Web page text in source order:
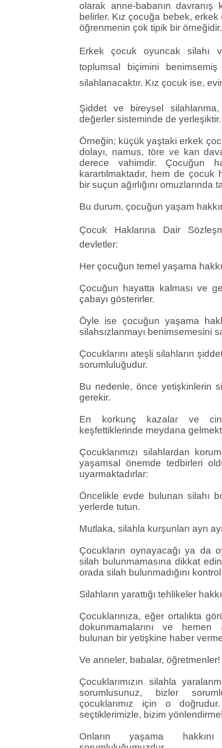
olarak anne-babanın davranış
belirler. Kız çocuğa bebek,
öğrenmenin çok tipik bir
Erkek çocuk oyuncak silahı
toplumsal biçimini
silahlanacaktır. Kız çocuk ise,
Şiddet ve bireysel
değerler sisteminde de yerleşiktir.
Örneğin; küçük yaştaki erkek
dolayı, namus, töre ve kan
derece vahimdir. Çocuğun
karartılmaktadır, hem de çocuk
bir suçun ağırlığını omuzlarında
Bu durum, çocuğun yaşam
Çocuk Haklarına Dair
devletler:
Her çocuğun temel yaşama
Çocuğun hayatta kalması ve
çabayı gösterirler.
Öyle ise çocuğun yaşama
silahsızlanmayı benimsemesini
Çocuklarını ateşli silahların
sorumluluğudur.
Bu nedenle, önce yetişkinlerin
gerekir.
En korkunç kazalar ve
keşfettiklerinde meydana
Çocuklarımızı silahlardan
yaşamsal önemde tedbirleri
uyarmaktadırlar:
Öncelikle evde bulunan silahı
yerlerde tutun.
Mutlaka, silahla kurşunları ayrı
Çocukların oynayacağı ya da
silah bulunmamasına dikkat
orada silah bulunmadığını
Silahların yarattığı tehlikeler
Çocuklarınıza, eğer ortalıkta
dokunmamalarını ve hemen
bulunan bir yetişkine haber
Ve anneler, babalar, öğretmenler!
Çocuklarımızın silahla
sorumlusunuz, bizler
çocuklarımız için o
seçtiklerimizle, bizim
Onların yaşama